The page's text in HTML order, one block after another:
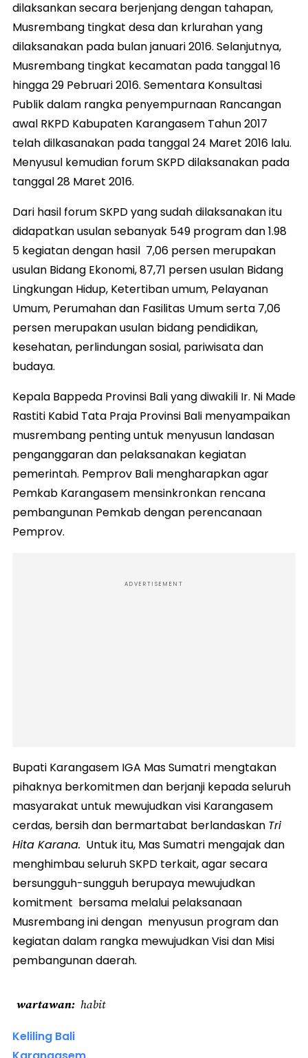
dilaksankan secara berjenjang dengan tahapan,
Musrembang tingkat desa dan krlurahan yang
dilaksanakan pada bulan januari 2016. Selanjutnya,
Musrembang tingkat kecamatan pada tanggal 16
hingga 29 Pebruari 2016. Sementara Konsultasi
Publik dalam rangka penyempurnaan Rancangan
awal RKPD Kabupaten Karangasem Tahun 2017
telah dilkasanakan pada tanggal 24 Maret 2016 lalu.
Menyusul kemudian forum SKPD dilaksanakan pada
tanggal 28 Maret 2016.
Dari hasil forum SKPD yang sudah dilaksanakan itu
didapatkan usulan sebanyak 549 program dan 1.98
5 kegiatan dengan hasil 7,06 persen merupakan
usulan Bidang Ekonomi, 87,71 persen usulan Bidang
Lingkungan Hidup, Ketertiban umum, Pelayanan
Umum, Perumahan dan Fasilitas Umum serta 7,06
persen merupakan usulan bidang pendidikan,
kesehatan, perlindungan sosial, pariwisata dan
budaya.
Kepala Bappeda Provinsi Bali yang diwakili Ir. Ni Made
Rastiti Kabid Tata Praja Provinsi Bali menyampaikan
musrembang penting untuk menyusun landasan
penganggaran dan pelaksanakan kegiatan
pemerintah. Pemprov Bali mengharapkan agar
Pemkab Karangasem mensinkronkan rencana
pembangunan Pemkab dengan perencanaan
Pemprov.
ADVERTISEMENT
Bupati Karangasem IGA Mas Sumatri mengtakan
pihaknya berkomitmen dan berjanji kepada seluruh
masyarakat untuk mewujudkan visi Karangasem
cerdas, bersih dan bermartabat berlandaskan Tri
Hita Karana. Untuk itu, Mas Sumatri mengajak dan
menghimbau seluruh SKPD terkait, agar secara
bersungguh-sungguh berupaya mewujudkan
komitment bersama melalui pelaksanaan
Musrembang ini dengan menyusun program dan
kegiatan dalam rangka mewujudkan Visi dan Misi
pembangunan daerah.
wartawan habit
Keliling Bali